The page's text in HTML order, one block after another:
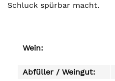
Schluck spürbar macht.
Wein:
Abfüller / Weingut: